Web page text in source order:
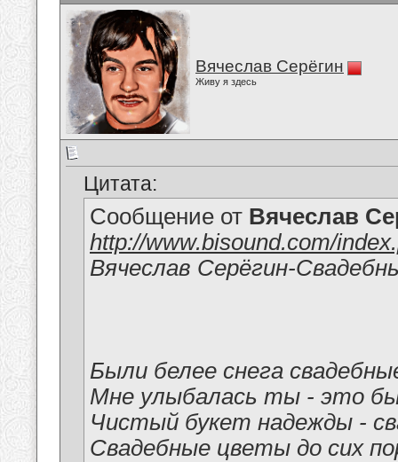
Вячеслав Серёгин
Живу я здесь
Цитата:
Сообщение от Вячеслав
http://www.bisound.com/
Вячеслав Серёгин-
Были белее снега
Мне улыбалась ты - это
Чистый букет надежды -
Свадебные цветы до сих